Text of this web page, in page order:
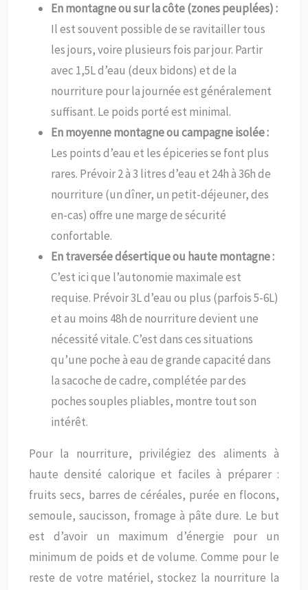
En montagne ou sur la côte (zones peuplées) :
Il est souvent possible de se ravitailler tous
les jours, voire plusieurs fois par jour. Partir
avec 1,5L d’eau (deux bidons) et de la
nourriture pour la journée est généralement
suffisant. Le poids porté est minimal.
En moyenne montagne ou campagne isolée :
Les points d’eau et les épiceries se font plus
rares. Prévoir 2 à 3 litres d’eau et 24h à 36h de
nourriture (un dîner, un petit-déjeuner, des
en-cas) offre une marge de sécurité
confortable.
En traversée désertique ou haute montagne :
C’est ici que l’autonomie maximale est
requise. Prévoir 3L d’eau ou plus (parfois 5-6L)
et au moins 48h de nourriture devient une
nécessité vitale. C’est dans ces situations
qu’une poche à eau de grande capacité dans
la sacoche de cadre, complétée par des
poches souples pliables, montre tout son
intérêt.
Pour la nourriture, privilégiez des aliments à
haute densité calorique et faciles à préparer :
fruits secs, barres de céréales, purée en flocons,
semoule, saucisson, fromage à pâte dure. Le but
est d’avoir un maximum d’énergie pour un
minimum de poids et de volume. Comme pour le
reste de votre matériel, stockez la nourriture la